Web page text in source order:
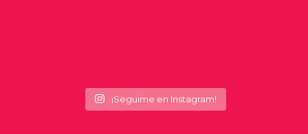
¡Seguime en Instagram!